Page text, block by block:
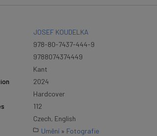
JOSEF KOUDELKA
978-80-7437-444-9
9788074374449
Kant
2024
Hardcover
112
Czech, English
Umění » Fotografie